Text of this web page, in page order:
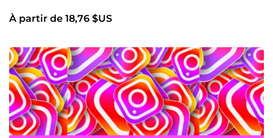
À partir de 18,76 $US